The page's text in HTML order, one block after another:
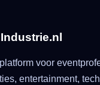
voor
entertainment,